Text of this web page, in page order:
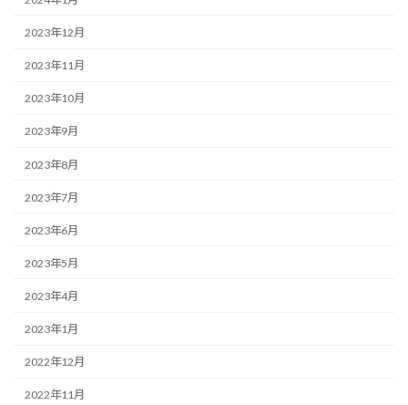
2023年12月
2023年11月
2023年10月
2023年9月
2023年8月
2023年7月
2023年6月
2023年5月
2023年4月
2023年1月
2022年12月
2022年11月